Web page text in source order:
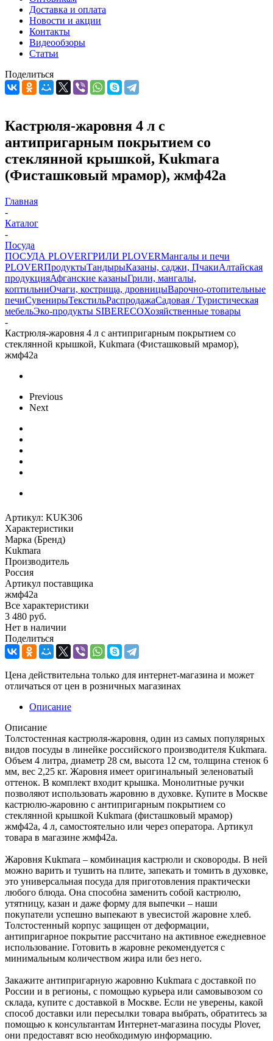
Доставка и оплата
Новости и акции
Контакты
Видеообзоры
Статьи
Поделиться
Кастрюля-жаровня 4 л с
антипригарным покрытием со
стеклянной крышкой, Kukmara
(Фисташковый мрамор), жмф42а
Главная
-
Каталог
-
Посуда
ПОСУДА PLOVERГРИЛИ PLOVERМангалы и печи
PLOVERПродуктыТандырыКазаны, саджи, ПчакиАлтайская
продукцияАфганские казаныГрили, мангалы,
коптильниОчаги, кострища, дровницыВарочно-отопительные
печиСувенирыТекстильРаспродажаСадовая / Туристическая
мебельЭко-продукты SIBERECOХозяйственные товары
-
Кастрюля-жаровня 4 л с антипригарным покрытием со
стеклянной крышкой, Kukmara (Фисташковый мрамор),
жмф42а
Previous
Next
Артикул: KUK306
Характеристики
Марка (Бренд)
Kukmara
Производитель
Россия
Артикул поставщика
жмф42а
Все характеристики
3 480 руб.
Нет в наличии
Поделиться
Цена действительна только для интернет-магазина и может
отличаться от цен в розничных магазинах
Описание
Описание
Толстостенная кастрюля-жаровня, один из самых популярных
видов посуды в линейке российского производителя Kukmara.
Объем 4 литра, диаметр 28 см, высота 12 см, толщина стенок 6
мм, вес 2,25 кг. Жаровня имеет оригинальный зеленоватый
оттенок. В комплект входит крышка. Монолитные ручки
позволяют использовать жаровню в духовке. Купите в Москве
кастрюлю-жаровню с антипригарным покрытием со
стеклянной крышкой Kukmara (фисташковый мрамор)
жмф42а, 4 л, самостоятельно или через оператора. Артикул
товара в магазине жмф42а.
Жаровня Kukmara – комбинация кастрюли и сковороды. В ней
можно варить и тушить на плите, запекать и томить в духовке,
это универсальная посуда для приготовления практически
любого блюда. Она способна заменить собой кастрюлю,
утятницу, казан и даже форму для выпечки – наши
покупатели успешно выпекают в увесистой жаровне хлеб.
Толстостенный корпус защищен от деформации,
антипригарное покрытие рассчитано на активное ежедневное
использование. Готовить в жаровне рекомендуется с
минимальным количеством жира или без него.
Закажите антипригарную жаровню Kukmara с доставкой по
России и в регионы, с помощью курьера или самовывозом со
склада, купите с доставкой в Москве. Если не уверены, какой
способ доставки или пересылки товара выбрать, обратитесь за
помощью к консультантам Интернет-магазина посуды Plover,
они предоставят всю необходимую информацию.